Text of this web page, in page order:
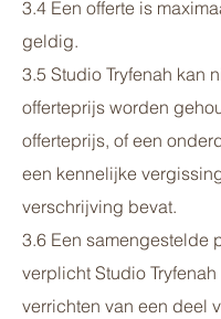
3.4 Een offerte is
geldig.
3.5 Studio Tryfenah kan
offerteprijs worden
offerteprijs, of een
een kennelijke
verschrijving bevat.
3.6 Een samengestelde
verplicht Studio Tryfenah
verrichten van een deel